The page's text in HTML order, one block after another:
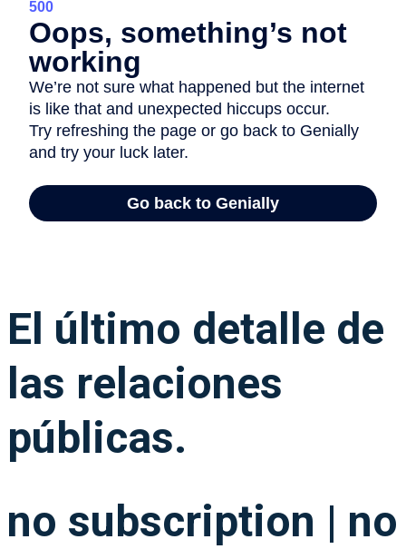
El último detalle de
las relaciones
públicas.
no subscription | no